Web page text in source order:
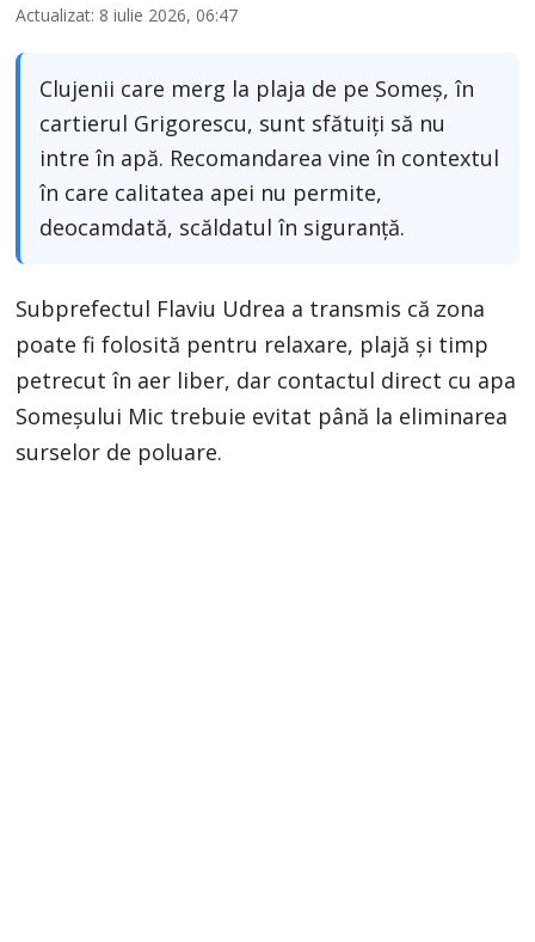
Actualizat: 8 iulie 2026, 06:47
Clujenii care merg la plaja de pe Someș, în
cartierul Grigorescu, sunt sfătuiți să nu
intre în apă. Recomandarea vine în contextul
în care calitatea apei nu permite,
deocamdată, scăldatul în siguranță.
Subprefectul Flaviu Udrea a transmis că zona
poate fi folosită pentru relaxare, plajă și timp
petrecut în aer liber, dar contactul direct cu apa
Someșului Mic trebuie evitat până la eliminarea
surselor de poluare.